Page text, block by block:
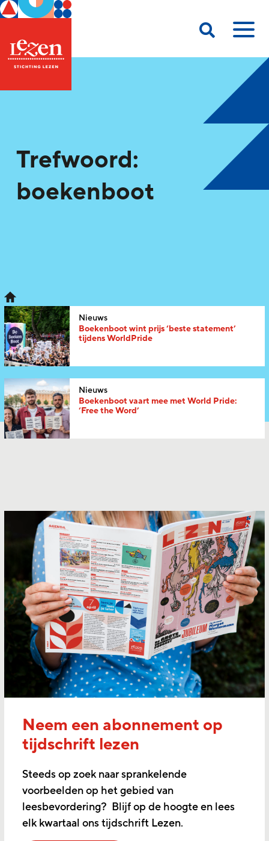
Trefwoord:
boekenboot
Nieuws
Boekenboot wint prijs ‘beste statement’
tijdens WorldPride
Nieuws
Boekenboot vaart mee met World Pride:
‘Free the Word’
Neem een abonnement op
tijdschrift lezen
Steeds op zoek naar sprankelende
voorbeelden op het gebied van
leesbevordering? Blijf op de hoogte en lees
elk kwartaal ons tijdschrift Lezen.